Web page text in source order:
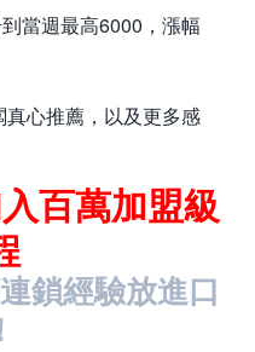
當週最高6000，漲幅
心推薦，以及更多感
百萬加盟級
鎖經驗放進口